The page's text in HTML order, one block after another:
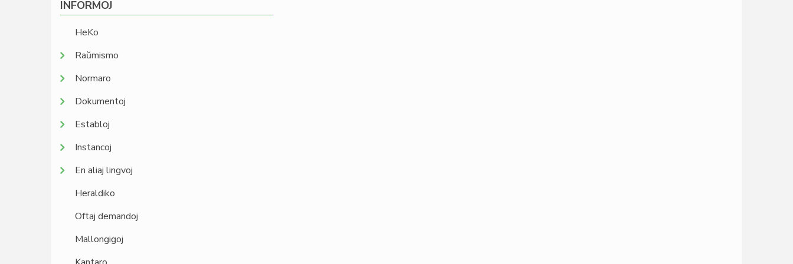
INFORMOJ
HeKo
Raŭmismo
Normaro
Dokumentoj
Establoj
Instancoj
En aliaj lingvoj
Heraldiko
Oftaj demandoj
Mallongigoj